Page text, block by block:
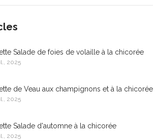
Salade de foies de volaille à la chicorée
2025
de Veau aux champignons et à la chicorée
2025
Salade d'automne à la chicorée
2025